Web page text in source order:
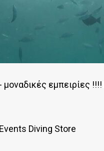
εμπειρίες
Diving Store